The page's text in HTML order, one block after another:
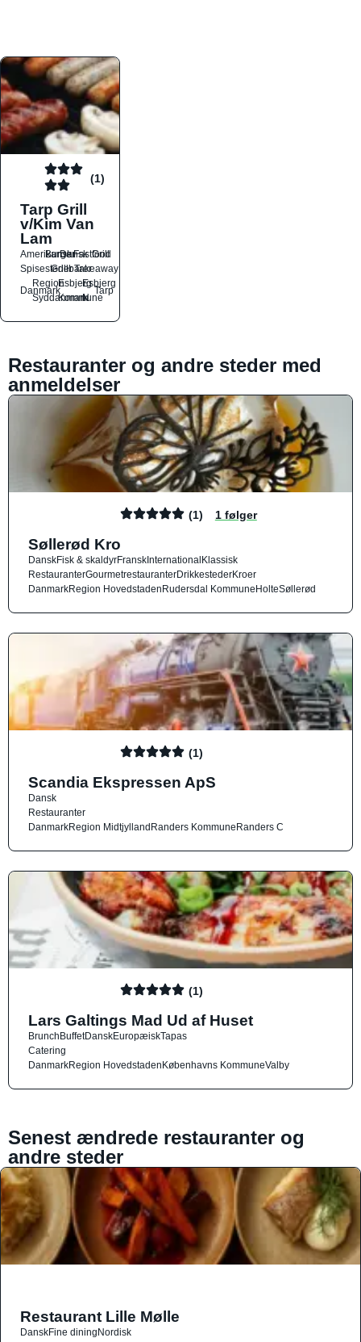
(1)
Tarp Grill
v/Kim Van
Lam
Amerikansk
BurgerDanskFastfood
Grill
SpisestederGrillbarerTakeaway
Danmark
Region
Syddanmark
Esbjerg
Kommune
Esbjerg
N
Tarp
Restauranter og andre steder med
anmeldelser
(1) 1 følger
Søllerød Kro
DanskFisk & skaldyrFranskInternationalKlassisk
RestauranterGourmetrestauranterDrikkestederKroer
DanmarkRegion HovedstadenRudersdal KommuneHolteSøllerød
(1)
Scandia Ekspressen ApS
Dansk
Restauranter
DanmarkRegion MidtjyllandRanders KommuneRanders C
(1)
Lars Galtings Mad Ud af Huset
BrunchBuffetDanskEuropæiskTapas
Catering
DanmarkRegion HovedstadenKøbenhavns KommuneValby
Senest ændrede restauranter og
andre steder
Restaurant Lille Mølle
DanskFine diningNordisk